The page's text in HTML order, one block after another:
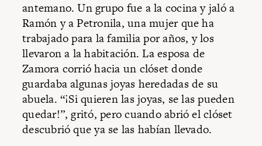
antemano. Un grupo fue a la cocina y jaló a
Ramón y a Petronila, una mujer que ha
trabajado para la familia por años, y los
llevaron a la habitación. La esposa de
Zamora corrió hacia un clóset donde
guardaba algunas joyas heredadas de su
abuela. “¡Si quieren las joyas, se las pueden
quedar!”, gritó, pero cuando abrió el clóset
descubrió que ya se las habían llevado.